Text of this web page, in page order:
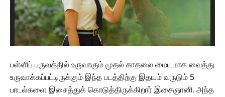
பள்ளிப் பருவத்தில் உருவாகும் முதல் காதலை மையமாக வைத்து
உருவாக்கப்பட்டிருக்கும் இந்த படத்திற்கு இதயம் வருடும் 5
பாடல்களை இசைத்துக் கொடுத்திருக்கிறார் இசைஞானி. அந்த